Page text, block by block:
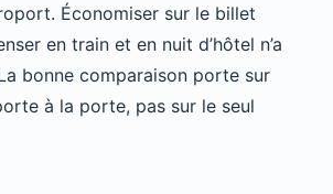
Économiser sur le billet
en train et en nuit d’hôtel n’a
bonne comparaison porte sur
à la porte, pas sur le seul